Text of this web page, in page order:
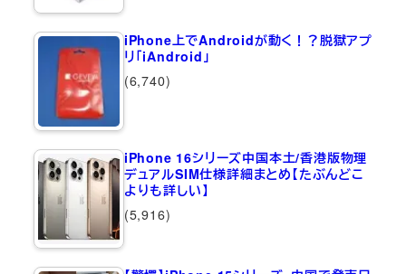
iPhone上でAndroidが動く！？脱獄アプ
リ「iAndroid」
(6,740)
iPhone 16シリーズ中国本土/香港版物理
デュアルSIM仕様詳細まとめ【たぶんどこ
よりも詳しい】
(5,916)